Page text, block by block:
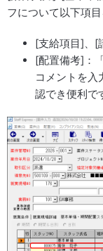
フについて以下項目
[支給項目]、[
[配置備考]：
コメントを入
認でき便利で